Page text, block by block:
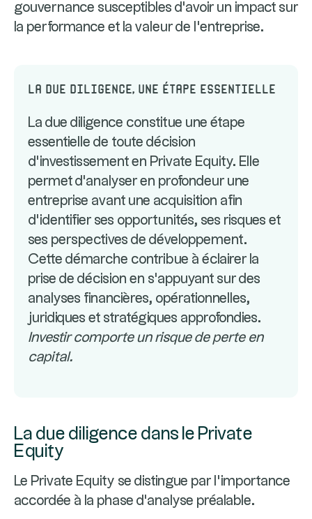
gouvernance susceptibles d'avoir un impact sur
la performance et la valeur de l'entreprise.
La Due Diligence, une étape essentielle
La due diligence constitue une étape
essentielle de toute décision
d'investissement en Private Equity. Elle
permet d'analyser en profondeur une
entreprise avant une acquisition afin
d'identifier ses opportunités, ses risques et
ses perspectives de développement.
Cette démarche contribue à éclairer la
prise de décision en s'appuyant sur des
analyses financières, opérationnelles,
juridiques et stratégiques approfondies.
Investir comporte un risque de perte en
capital.
La due diligence dans le Private
Equity
Le Private Equity se distingue par l'importance
accordée à la phase d'analyse préalable.